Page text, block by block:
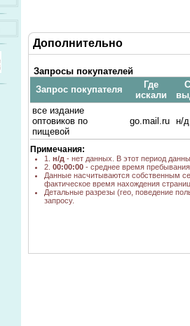
Дополнительно
Запросы покупателей
Запрос покупателя
Где
искали
все издание
оптовиков по
пищевой
go.mail.ru н/д
Примечания:
1. н/д - нет данных. В этот период
2. 00:00:00 - среднее время
Данные насчитываются собственным
фактическое время нахождения
Детальные разрезы (гео, поведение
запросу.